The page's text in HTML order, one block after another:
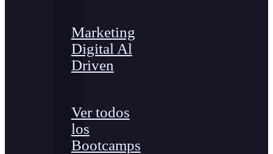
Marketing
Digital Al
Driven
Ver todos
los
Bootcamps